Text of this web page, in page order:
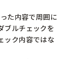
ブルチェックを
ック内容ではな